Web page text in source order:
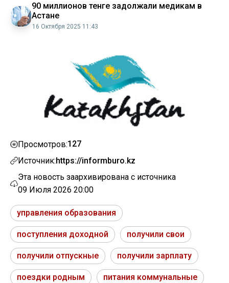
90 миллионов тенге задолжали медикам в
Астане
16 Октября 2025 11:43
Просмотров:127
Источник:https://informburo.kz
Эта новость заархивирована с источника
09 Июля 2026 20:00
управления образования
поступления доходной получили свои
получили отпускные получили зарплату
поездки родным питания коммунальные